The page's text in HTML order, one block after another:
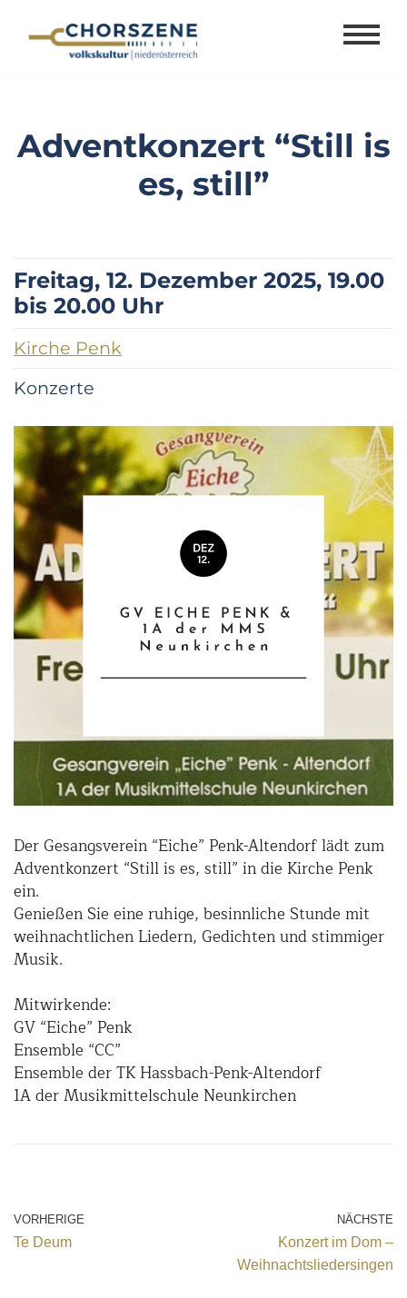
Adventkonzert “Still is
es, still”
Freitag, 12. Dezember 2025, 19.00
bis 20.00 Uhr
Kirche Penk
Konzerte
Der Gesangsverein “Eiche” Penk-Altendorf lädt zum
Adventkonzert “Still is es, still” in die Kirche Penk
ein.
Genießen Sie eine ruhige, besinnliche Stunde mit
weihnachtlichen Liedern, Gedichten und stimmiger
Musik.
Mitwirkende:
GV “Eiche” Penk
Ensemble “CC”
Ensemble der TK Hassbach-Penk-Altendorf
1A der Musikmittelschule Neunkirchen
VORHERIGE
Te Deum
NÄCHSTE
Konzert im Dom –
Weihnachtsliedersingen